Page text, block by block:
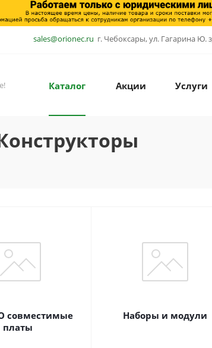
sales@orionec.ru г. Чебоксары, ул. Гагарина Ю.
Каталог Акции Услуги
совместимые
платы
Наборы и модули